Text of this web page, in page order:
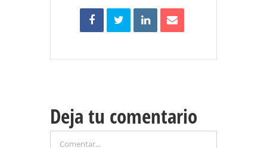
Deja tu comentario
Comentar